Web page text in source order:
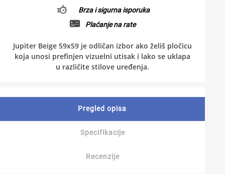
Brza i sigurna isporuka
Plaćanje na rate
Jupiter Beige 59x59 je odličan izbor ako želiš pločicu
koja unosi prefinjen vizuelni utisak i lako se uklapa
u različite stilove uređenja.
Pregled opisa
Specifikacije
Recenzije